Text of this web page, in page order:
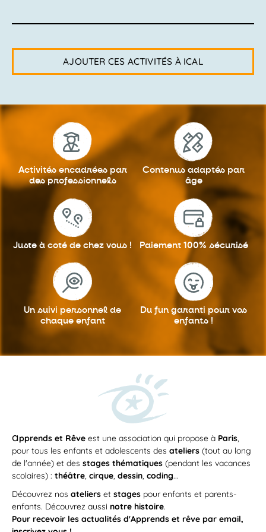
AJOUTER CES ACTIVITÉS À ICAL
Activités encadrées par
des professionnels
Contenus adaptés par
âge
Juste à coté de chez vous ! Paiement 100% sécurisé
Un suivi personnel de
chaque enfant
Du fun garanti pour vos
enfants !
apprends et Rêve est une association qui propose à Paris,
pour tous les enfants et adolescents des ateliers (tout au long
de l'année) et des stages thématiques (pendant les vacances
scolaires) : théâtre, cirque, dessin, coding...
Découvrez nos ateliers et stages pour enfants et parents-
enfants. Découvrez aussi notre histoire.
Pour recevoir les actualités d'Apprends et rêve par email,